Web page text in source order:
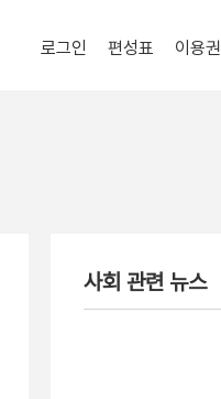
로그인 편성표 이용권
사회 관련 뉴스